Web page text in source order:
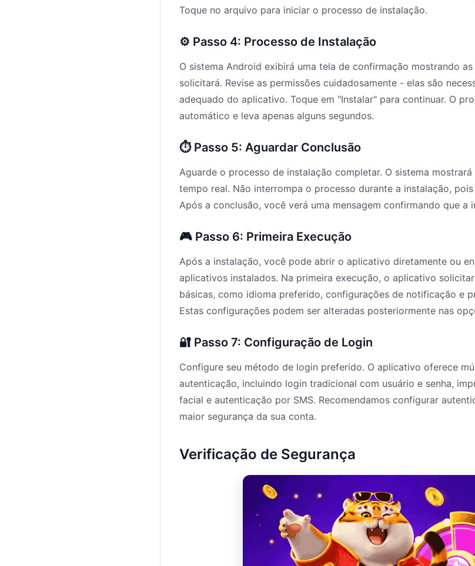
Toque no arquivo para iniciar o processo de instalação.
⚙️ Passo 4: Processo de Instalação
O sistema Android exibirá uma tela de confirmação mostrando
solicitará. Revise as permissões cuidadosamente - elas são
adequado do aplicativo. Toque em "Instalar" para continuar. O
automático e leva apenas alguns segundos.
⏱️ Passo 5: Aguardar Conclusão
Aguarde o processo de instalação completar. O sistema
tempo real. Não interrompa o processo durante a instalação,
Após a conclusão, você verá uma mensagem confirmando que a
🎮 Passo 6: Primeira Execução
Após a instalação, você pode abrir o aplicativo diretamente ou
aplicativos instalados. Na primeira execução, o aplicativo
básicas, como idioma preferido, configurações de notificação e
Estas configurações podem ser alteradas posteriormente nas
🔐 Passo 7: Configuração de Login
Configure seu método de login preferido. O aplicativo oferece
autenticação, incluindo login tradicional com usuário e senha,
facial e autenticação por SMS. Recomendamos configurar
maior segurança da sua conta.
Verificação de Segurança